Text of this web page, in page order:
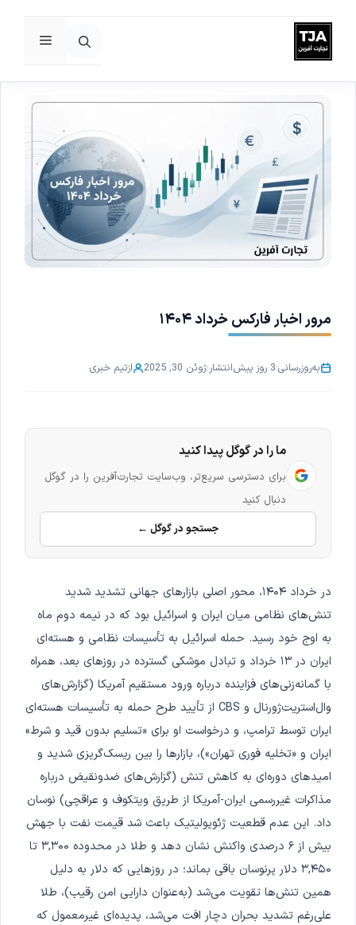
پرش
به
فهرست
مرور اخبار فارکس خرداد ۱۴۰۴
به‌روزرسانی:3 روز پیش انتشار:ژوئن 30, 2025 ازتیم خبری
ما را در گوگل پیدا کنید
برای دسترسی سریع‌تر، وب‌سایت تجارت‌آفرین را در گوگل
دنبال کنید
جستجو در گوگل ←
در خرداد ۱۴۰۴، محور اصلی بازارهای جهانی تشدید شدید
تنش‌های نظامی میان ایران و اسرائیل بود که در نیمه دوم ماه
به اوج خود رسید. حمله اسرائیل به تأسیسات نظامی و هسته‌ای
ایران در ۱۳ خرداد و تبادل موشکی گسترده در روزهای بعد، همراه
با گمانه‌زنی‌های فزاینده درباره ورود مستقیم آمریکا (گزارش‌های
وال‌استریت‌ژورنال و CBS از تأیید طرح حمله به تأسیسات هسته‌ای
ایران توسط ترامپ، و درخواست او برای «تسلیم بدون قید و شرط»
ایران و «تخلیه فوری تهران»)، بازارها را بین ریسک‌گریزی شدید و
امیدهای دوره‌ای به کاهش تنش (گزارش‌های ضدونقیض درباره
مذاکرات غیررسمی ایران-آمریکا از طریق ویتکوف و عراقچی) نوسان
داد. این عدم قطعیت ژئوپولیتیک باعث شد قیمت نفت با جهش
بیش از ۶ درصدی واکنش نشان دهد و طلا در محدوده ۳,۳۰۰ تا
۳,۴۵۰ دلار پرنوسان باقی بماند؛ در روزهایی که دلار به دلیل
همین تنش‌ها تقویت می‌شد (به‌عنوان دارایی امن رقیب)، طلا
علی‌رغم تشدید بحران دچار افت می‌شد، پدیده‌ای غیرمعمول که